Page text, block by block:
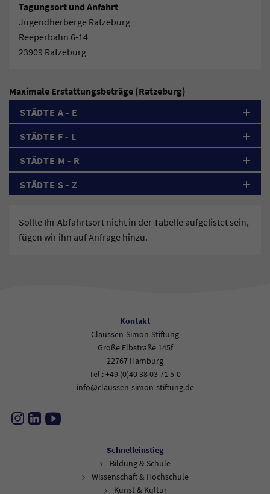
Tagungsort und Anfahrt
Jugendherberge Ratzeburg
Reeperbahn 6-14
23909 Ratzeburg
Maximale Erstattungsbeträge (Ratzeburg)
STÄDTE A - E
STÄDTE F - L
STÄDTE M - R
STÄDTE S - Z
Sollte Ihr Abfahrtsort nicht in der Tabelle aufgelistet sein,
fügen wir ihn auf Anfrage hinzu.
Kontakt
Claussen-Simon-Stiftung
Große Elbstraße 145f
22767 Hamburg
Tel.: +49 (0)40 38 03 71 5-0
info@claussen-simon-stiftung.de
Schnelleinstieg
Bildung & Schule
Wissenschaft & Hochschule
Kunst & Kultur